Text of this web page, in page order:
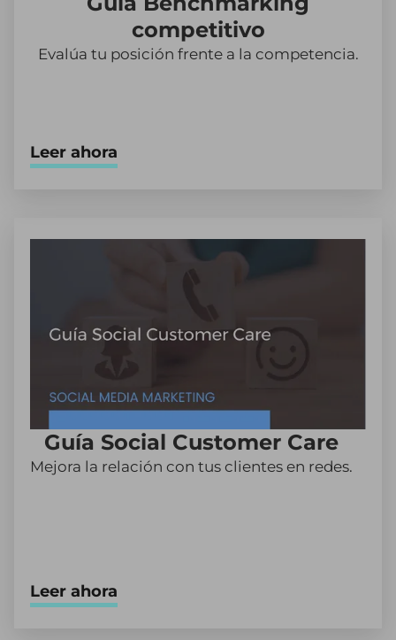
competitivo
Evalúa tu posición frente a la competencia.
Leer ahora
Guía Social Customer Care
Mejora la relación con tus clientes en redes.
Leer ahora